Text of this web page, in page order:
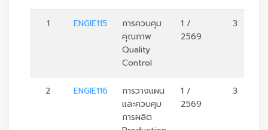
1 ENGIE115
การควบคุม
คุณภาพ
Quality
Control
1 /
2569
3
2 ENGIE116
การวางแผน
และควบคุม
การผลิต
1 /
2569
3